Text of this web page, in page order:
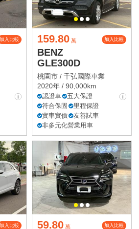
加入比較 159.80 萬 加入比較
BENZ
GLE300D
桃園市 / 千弘國際車業
2020年 / 90,000km
認證車
五大保證
符合保固
里程保證
實車實價
友善試車
非多元化營業用車
加入比較 59.80 萬 加入比較